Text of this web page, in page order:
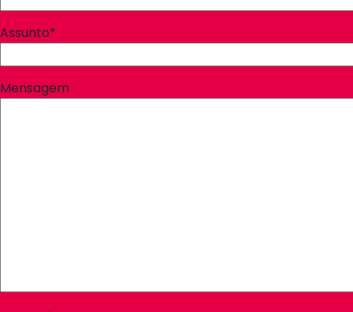
Assunto*
Mensagem